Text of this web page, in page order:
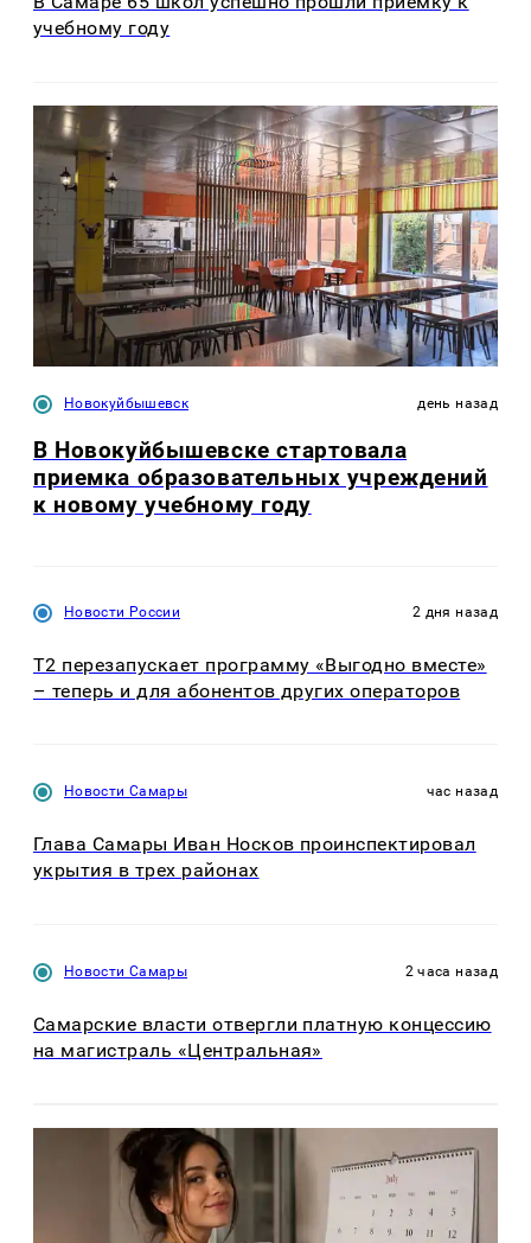
учебному году
Новокуйбышевск день назад
В Новокуйбышевске стартовала
приемка образовательных учреждений
к новому учебному году
Новости России 2 дня назад
Т2 перезапускает программу «Выгодно вместе»
– теперь и для абонентов других операторов
Новости Самары час назад
Глава Самары Иван Носков проинспектировал
укрытия в трех районах
Новости Самары 2 часа назад
Самарские власти отвергли платную концессию
на магистраль «Центральная»